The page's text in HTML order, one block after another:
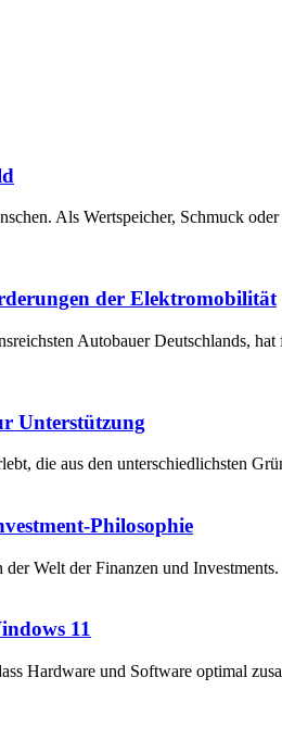
Als Wertspeicher, Schmuck
der Elektromobilität
Autobauer Deutschlands,
Unterstützung
die aus den unterschiedlichsten
Philosophie
Welt der Finanzen und
11
Hardware und Software optimal